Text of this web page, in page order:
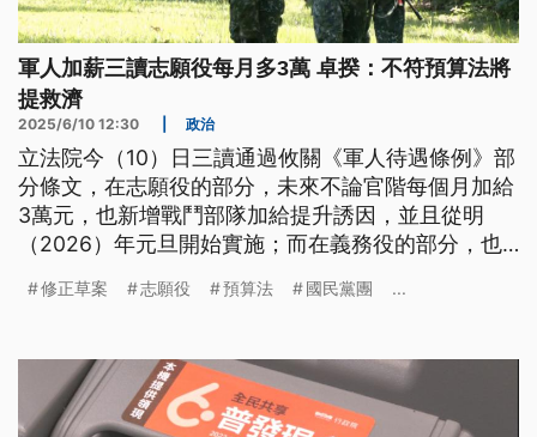
軍人加薪三讀志願役每月多3萬 卓揆：不符預算法將
提救濟
2025/6/10 12:30 政治
立法院今（10）日三讀通過攸關《軍人待遇條例》部
分條文，在志願役的部分，未來不論官階每個月加給
3萬元，也新增戰鬥部隊加給提升誘因，並且從明
（2026）年元旦開始實施；而在義務役的部分，也
長卓榮泰認為，相關修正案不符合預算法的規定，也
修正草案 志願役 預算法 國民黨團 ...